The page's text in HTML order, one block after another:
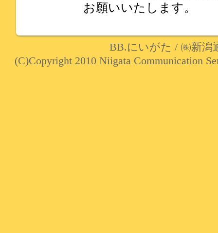
お願いいたします。
BB.にいがた / ㈱新潟
(C)Copyright 2010 Niigata Communication